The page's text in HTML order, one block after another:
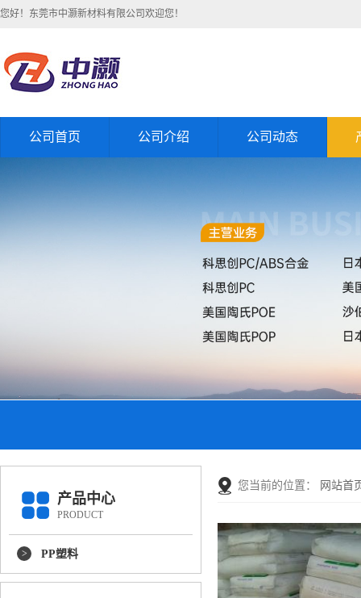
您好！东莞市中灏新材料有限公司欢迎您！
公司首页 公司介绍 公司动态
产品中心
PRODUCT
PP塑料
您当前的位置： 网站首